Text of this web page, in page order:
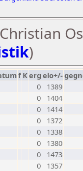
)
f Kerg elo+/-
0
1389
0
1404
0
1414
0
1372
0
1338
0
1380
0
1473
0
1357